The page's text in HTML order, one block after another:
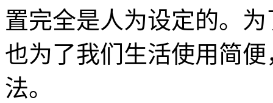
置完全是人为设定的。
也为了我们生活使用简
法。